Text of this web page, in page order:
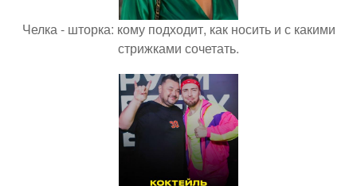
Челка - шторка: кому подходит, как носить и с какими
стрижками сочетать.